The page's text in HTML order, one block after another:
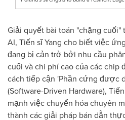
Giải quyết bài toán "chặng
AI, Tiến sĩ Yang cho biết việc
đang bị cản trở bởi nhu cầu
cuối và chi phí cao của các chip
cách tiếp cận 'Phần cứng được
(Software-Driven Hardware),
mạnh việc chuyển hóa chuyên
thành các giải pháp bán dẫn